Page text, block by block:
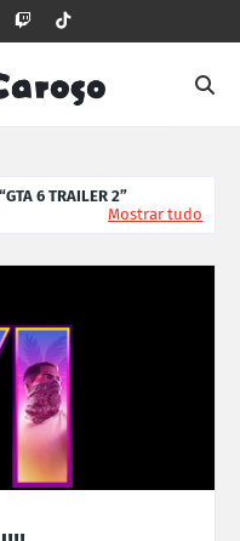
GTA 6 TRAILER 2
Mostrar tudo